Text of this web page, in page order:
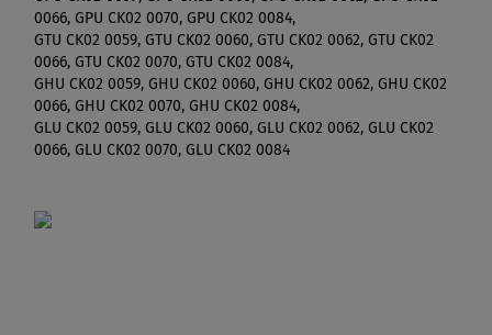
0066, GPU CK02 0070, GPU CK02 0084,
GTU CK02 0059, GTU CK02 0060, GTU CK02 0062, GTU CK02
0066, GTU CK02 0070, GTU CK02 0084,
GHU CK02 0059, GHU CK02 0060, GHU CK02 0062, GHU CK02
0066, GHU CK02 0070, GHU CK02 0084,
GLU CK02 0059, GLU CK02 0060, GLU CK02 0062, GLU CK02
0066, GLU CK02 0070, GLU CK02 0084